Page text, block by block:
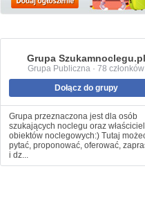
Grupa Szukamnoclegu.pl
Grupa Publiczna · 78 członków
Dołącz do grupy
Grupa przeznaczona jest dla osób
szukających noclegu oraz
obiektów noclegowych:) Tutaj
pytać, proponować, oferować,
i dz...